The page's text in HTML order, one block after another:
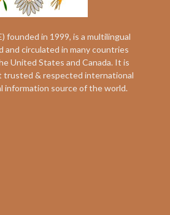
founded in 1999, is a multilingual
circulated in many countries
United States and Canada. It is
trusted & respected international
information source of the world.